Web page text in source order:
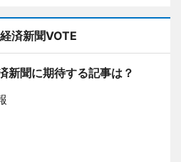
済新聞VOTE
新聞に期待する記事は？